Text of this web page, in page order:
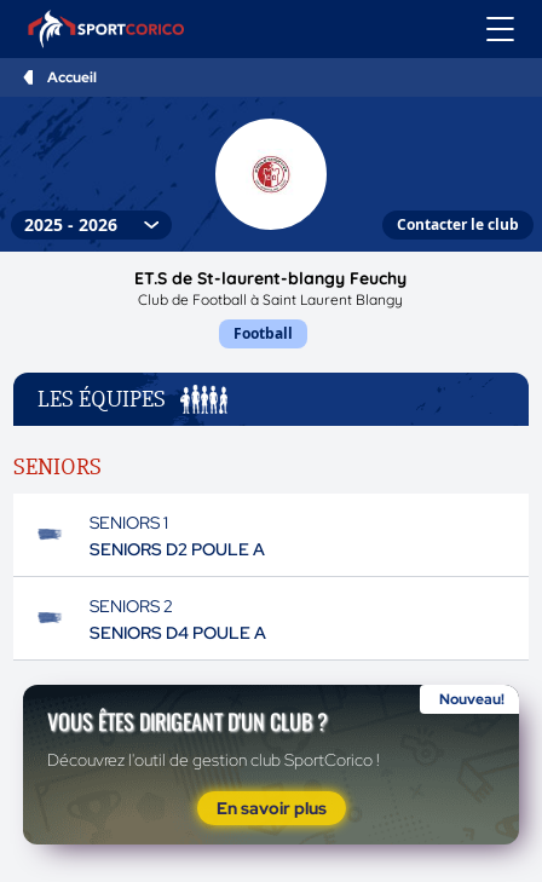
Accueil
Contacter le club
ET.S de St-laurent-blangy Feuchy
Club de Football à Saint Laurent Blangy
Football
LES ÉQUIPES
SENIORS
SENIORS 1
SENIORS D2 POULE A
SENIORS 2
SENIORS D4 POULE A
Nouveau!
VOUS ÊTES DIRIGEANT D'UN CLUB ?
Découvrez l'outil de gestion club SportCorico !
En savoir plus